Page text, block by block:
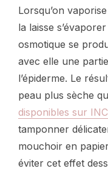
Lorsqu’on
la laisse
osmotique se
avec elle une
l’épiderme. Le
peau plus sèche
disponibles sur
tamponner
mouchoir en
éviter cet effet